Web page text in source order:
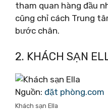
tham quan hàng đầu
cũng chỉ cách Trung
bước chân.
2. KHÁCH SẠN
Nguồn: đặt phòng.com
Khách sạn Ella